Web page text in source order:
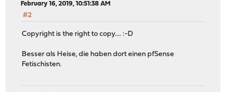
February 16, 2019, 10:51:38 AM
#2
Copyright is the right to copy.... :-D
Besser als Heise, die haben dort einen pfSense
Fetischisten.